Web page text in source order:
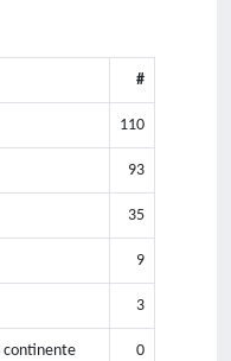
#
110
93
35
9
3
continente
0